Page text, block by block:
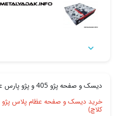

دیسک و صفحه پژو 405 و پژو پارس عظام پلاس
کلاچ)